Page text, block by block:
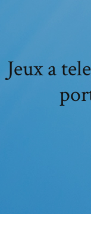
Jeux a